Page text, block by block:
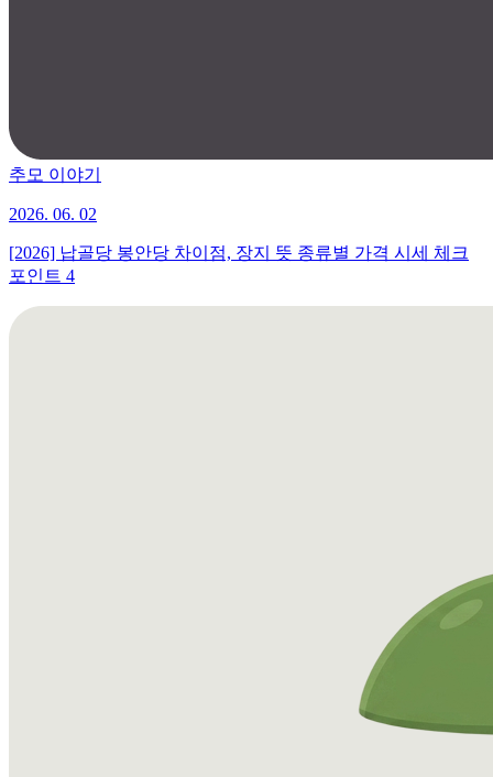
추모 이야기
2026. 06. 02
[2026] 납골당 봉안당 차이점, 장지 뜻 종류별 가격 시세 체크
포인트 4